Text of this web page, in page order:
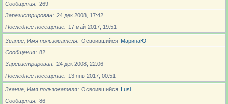
Сообщения
269
Зарегистрирован
24 дек 2008, 17:42
Последнее посещение
17 май 2017, 19:51
Звание, Имя пользователя Освоившийся МаринаЮ
Сообщения
82
Зарегистрирован
24 дек 2008, 22:06
Последнее посещение
13 янв 2017, 00:51
Звание, Имя пользователя Освоившийся Lusi
Сообщения
86